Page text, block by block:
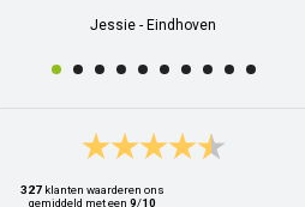
Jessie - Eindhoven
327klanten waarderen ons
gemiddeld met een 9/10